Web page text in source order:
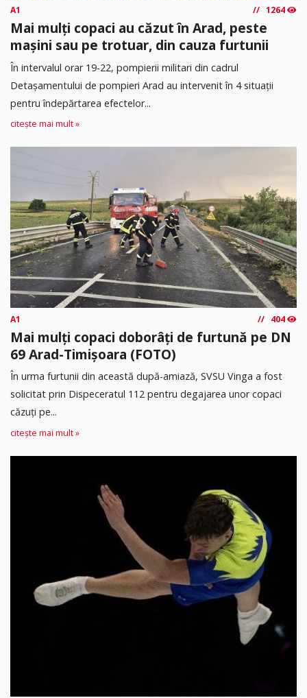
A1 1264
Mai mulți copaci au căzut în Arad, peste
mașini sau pe trotuar, din cauza furtunii
În intervalul orar 19-22, pompierii militari din cadrul
Detașamentului de pompieri Arad au intervenit în 4 situații
pentru îndepărtarea efectelor...
citește mai mult »
A1 404
Mai mulți copaci doborâți de furtună pe DN
69 Arad-Timișoara (FOTO)
În urma furtunii din această după-amiază, SVSU Vinga a fost
solicitat prin Dispeceratul 112 pentru degajarea unor copaci
căzuți pe...
citește mai mult »